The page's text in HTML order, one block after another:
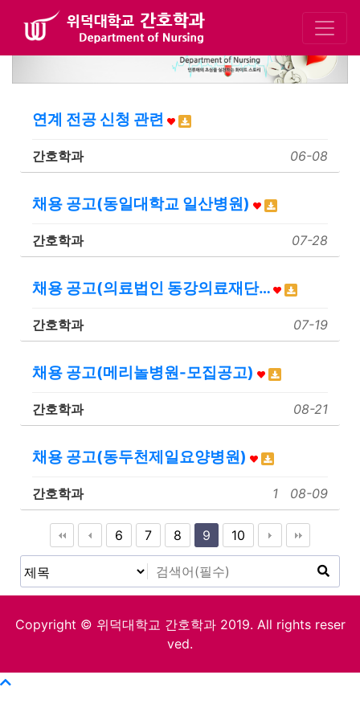
연계 전공 신청 관련
간호학과 06-08
채용 공고(동일대학교 일산병원)
간호학과 07-28
채용 공고(의료법인 동강의료재단…
간호학과 07-19
채용 공고(메리놀병원-모집공고)
간호학과 08-21
채용 공고(동두천제일요양병원)
간호학과 1 08-09
6 7 8 9 10
Copyright © 위덕대학교 간호학과 2019. All rights reser
ved.